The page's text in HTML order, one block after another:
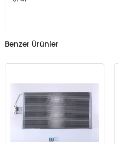
Benzer Ürünler